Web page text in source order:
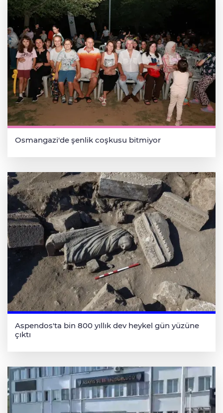
Osmangazi'de şenlik coşkusu bitmiyor
Aspendos'ta bin 800 yıllık dev heykel gün yüzüne
çıktı